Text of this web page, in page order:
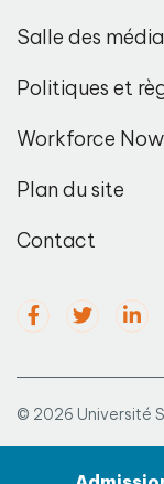
Salle des
Politiques et
Workforce Now
Plan du site
Contact
© 2026 Université